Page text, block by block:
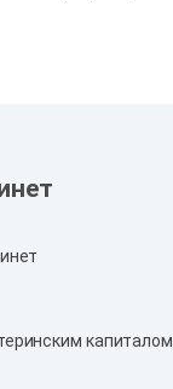
капиталом